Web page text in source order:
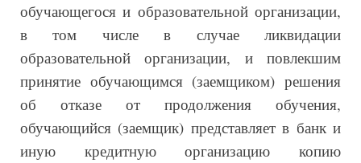
обучающегося и образовательной организации,
в том числе в случае ликвидации
образовательной организации, и повлекшим
принятие обучающимся (заемщиком) решения
об отказе от продолжения обучения,
обучающийся (заемщик) представляет в банк и
иную кредитную организацию копию